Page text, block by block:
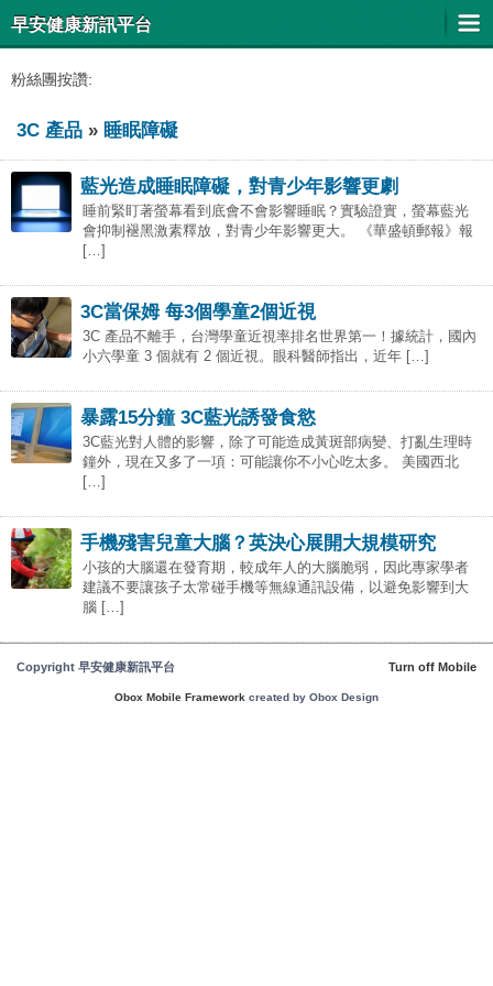
早安健康新訊平台
粉絲團按讚:
3C 產品 » 睡眠障礙
藍光造成睡眠障礙，對青少年影響更劇
睡前緊盯著螢幕看到底會不會影響睡眠？實驗證實，螢幕藍光
會抑制褪黑激素釋放，對青少年影響更大。 《華盛頓郵報》報
[…]
3C當保姆 每3個學童2個近視
3C 產品不離手，台灣學童近視率排名世界第一！據統計，國內
小六學童 3 個就有 2 個近視。眼科醫師指出，近年 […]
暴露15分鐘 3C藍光誘發食慾
3C藍光對人體的影響，除了可能造成黃斑部病變、打亂生理時
鐘外，現在又多了一項：可能讓你不小心吃太多。 美國西北
[…]
手機殘害兒童大腦？英決心展開大規模研究
小孩的大腦還在發育期，較成年人的大腦脆弱，因此專家學者
建議不要讓孩子太常碰手機等無線通訊設備，以避免影響到大
腦 […]
Copyright 早安健康新訊平台 Turn off Mobile
Obox Mobile Framework created by Obox Design